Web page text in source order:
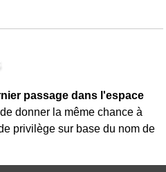
passage dans l'espace
donner la même chance à
privilège sur base du nom de